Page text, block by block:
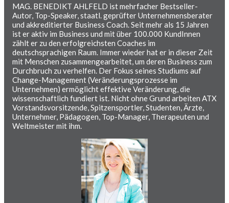
MAG. BENEDIKT AHLFELD ist mehrfacher Bestseller-
Autor, Top-Speaker, staatl. geprüfter Unternehmensberater
und akkreditierter Business Coach. Seit mehr als 15 Jahren
ist er aktiv im Business und mit über 100.000 KundInnen
zählt er zu den erfolgreichsten Coaches im
deutschsprachigen Raum. Immer wieder hat er in dieser Zeit
mit Menschen zusammengearbeitet, um deren Business zum
Durchbruch zu verhelfen. Der Fokus seines Studiums auf
Change-Management (Veränderungsprozesse im
Unternehmen) ermöglicht effektive Veränderung, die
wissenschaftlich fundiert ist. Nicht ohne Grund arbeiten ATX
Vorstandsvorsitzende, Spitzensportler, Studenten, Ärzte,
Unternehmer, Pädagogen, Top-Manager, Therapeuten und
Weltmeister mit ihm.